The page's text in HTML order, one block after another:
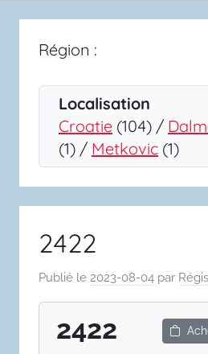
Région :
Localisation
Croatie (104) /
(1) / Metkovic (1)
2422
Publié le 2023-08-04 par
2422